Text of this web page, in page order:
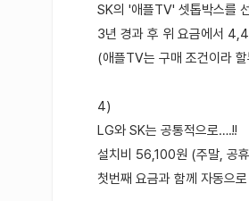
SK의 '애플TV' 셋톱박스를
3년 경과 후 위 요금에서
(애플TV는 구매 조건이라
4)
LG와 SK는 공통적으로….!!
설치비 56,100원 (주말, 공
첫번째 요금과 함께 자동으